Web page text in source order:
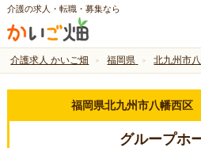
介護の求人・転職・募集なら
介護求人 かいご畑 福岡県 北九州市
福岡県北九州市八幡西区
グループホ